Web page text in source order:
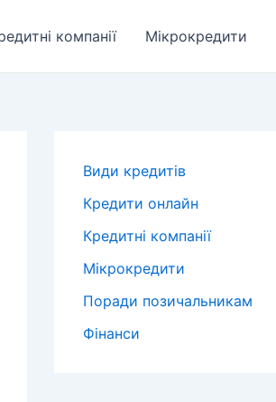
компанії Мікрокредити
Види кредитів
Кредити онлайн
Кредитні компанії
Мікрокредити
Поради позичальникам
Фінанси